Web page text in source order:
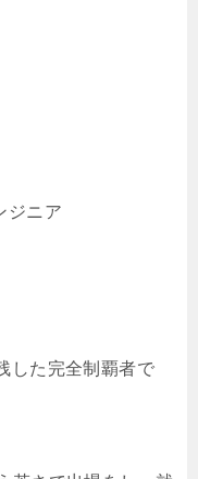
ジニア
した完全制覇者で